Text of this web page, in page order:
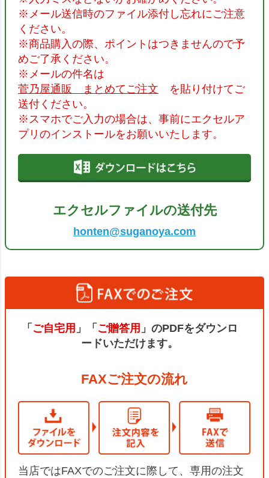
※メール送信時のファイル添付し忘れにご注意
ください。
※商品購入の際、ポイントはつきませんので予
めご了承ください。
※メールの件名は
菅乃屋通販 まとめてご注文 を貼り付けてご
送付ください。
※スマホでご入力の場合は、事前にエクセルア
プリのインストールをお願いいたします。
エクセルファイルの送付先
honten@suganoya.com
「 ご自宅用 」「 ご贈答用 」のPDFをダウンロ
ードいただけます。
FAXご注文の流れ
当店ではFAXでのご注文に際して、専用の注文